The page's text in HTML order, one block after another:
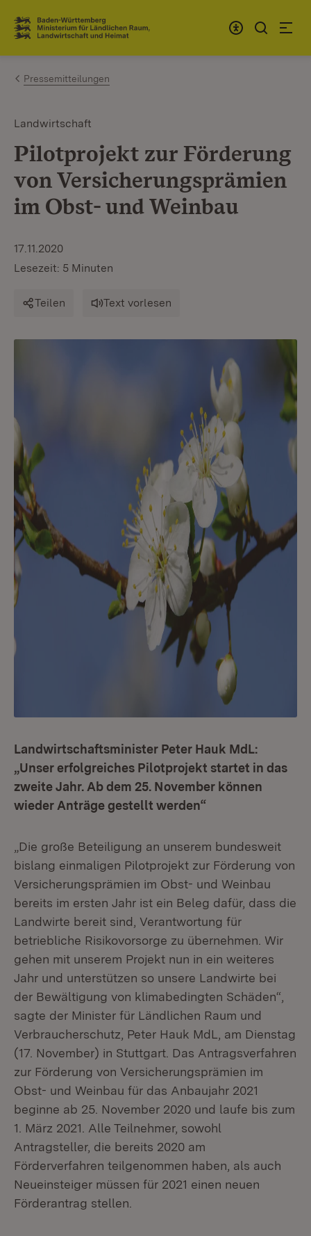
Zum Inhalt springen
Link zur Startseite
Pressemitteilungen
Landwirtschaft
Pilotprojekt zur Förderung
von Versicherungsprämien
im Obst- und Weinbau
17.11.2020
Lesezeit: 5 Minuten
Teilen Text vorlesen
Landwirtschaftsminister Peter Hauk MdL:
„Unser erfolgreiches Pilotprojekt startet in das
zweite Jahr. Ab dem 25. November können
wieder Anträge gestellt werden“
„Die große Beteiligung an unserem bundesweit
bislang einmaligen Pilotprojekt zur Förderung von
Versicherungsprämien im Obst- und Weinbau
bereits im ersten Jahr ist ein Beleg dafür, dass die
Landwirte bereit sind, Verantwortung für
betriebliche Risikovorsorge zu übernehmen. Wir
gehen mit unserem Projekt nun in ein weiteres
Jahr und unterstützen so unsere Landwirte bei
der Bewältigung von klimabedingten Schäden“,
sagte der Minister für Ländlichen Raum und
Verbraucherschutz, Peter Hauk MdL, am Dienstag
(17. November) in Stuttgart. Das Antragsverfahren
zur Förderung von Versicherungsprämien im
Obst- und Weinbau für das Anbaujahr 2021
beginne ab 25. November 2020 und laufe bis zum
1. März 2021. Alle Teilnehmer, sowohl
Antragsteller, die bereits 2020 am
Förderverfahren teilgenommen haben, als auch
Neueinsteiger müssen für 2021 einen neuen
Förderantrag stellen.